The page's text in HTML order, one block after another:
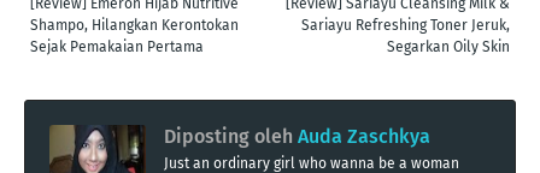
[Review] Sariayu Cleansing Milk &
Sariayu Refreshing Toner Jeruk,
Segarkan Oily Skin
[Review] Emeron Hijab Nutritive
Shampo, Hilangkan Kerontokan
Sejak Pemakaian Pertama
Diposting oleh Auda Zaschkya
Just an ordinary girl who wanna be a woman